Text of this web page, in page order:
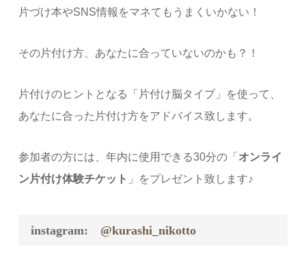
片づけ本やSNS情報をマネてもうまくいかない！
その片付け方、あなたに合っていないのかも？！
片付けのヒントとなる「片付け脳タイプ」を使って、
あなたに合った片付け方をアドバイス致します。
参加者の方には、年内に使用できる30分の「 オンライ
ン片付け体験チケット 」をプレゼント致します♪
instagram: @kurashi_nikotto